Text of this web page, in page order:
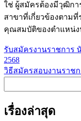
ใช่ ผู้สมัครต้องมีวุฒิก
สาขาที่เกี่ยวข้องตามที่
คุณสมบัติของตำแหน่ง
แนะแนว
เรื่อง
รับสมัครงานราชการ
2568
วิธีสมัครสอบงานราช
เรื่องล่าสุด